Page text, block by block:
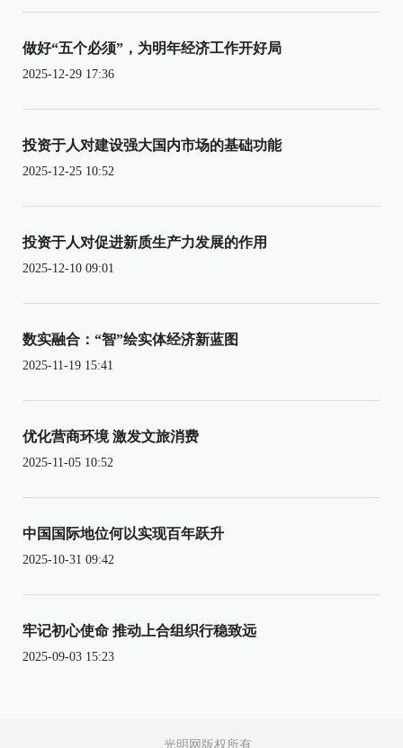
做好“五个必须”，为明年经济工作开好局
2025-12-29 17:36
投资于人对建设强大国内市场的基础功能
2025-12-25 10:52
投资于人对促进新质生产力发展的作用
2025-12-10 09:01
数实融合：“智”绘实体经济新蓝图
2025-11-19 15:41
优化营商环境 激发文旅消费
2025-11-05 10:52
中国国际地位何以实现百年跃升
2025-10-31 09:42
牢记初心使命 推动上合组织行稳致远
2025-09-03 15:23
光明网版权所有